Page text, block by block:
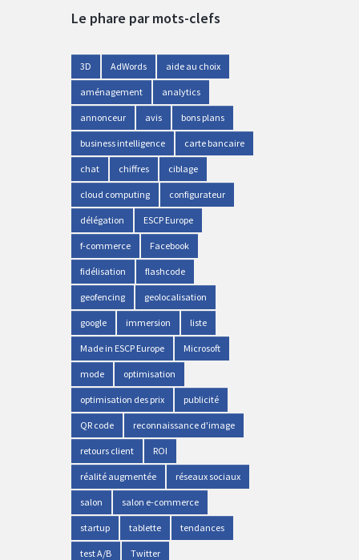
Le phare par mots-clefs
3D AdWords aide au choix
aménagement analytics
annonceur avis bons plans
business intelligence carte bancaire
chat chiffres ciblage
cloud computing configurateur
délégation ESCP Europe
f-commerce Facebook
fidélisation flashcode
geofencing geolocalisation
google immersion liste
Made in ESCP Europe Microsoft
mode optimisation
optimisation des prix publicité
QR code reconnaissance d'image
retours client ROI
réalité augmentée réseaux sociaux
salon salon e-commerce
startup tablette tendances
test A/B Twitter